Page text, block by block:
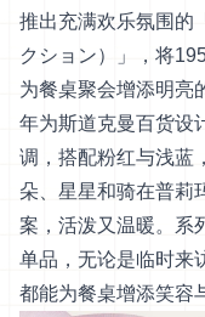
推出充满欢乐氛围的
クション）」，将
为餐桌聚会增添明亮
年为斯道克曼百货设
调，搭配粉红与浅蓝
朵、星星和骑在普莉
案，活泼又温暖。系
单品，无论是临时来
都能为餐桌增添笑容